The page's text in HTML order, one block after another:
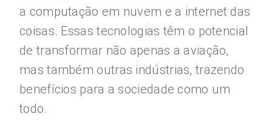
a computação em nuvem e a internet das
coisas. Essas tecnologias têm o potencial
de transformar não apenas a aviação,
mas também outras indústrias, trazendo
benefícios para a sociedade como um
todo.